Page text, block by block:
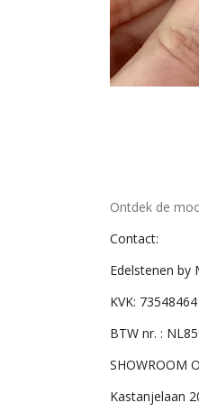
Ontdek de
Contact:
Edelstenen by
KVK: 73548464
BTW nr. :
SHOWROOM
Kastanjelaan